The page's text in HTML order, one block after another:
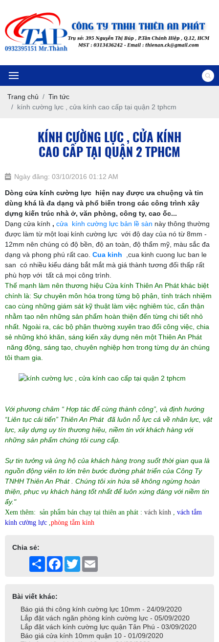
Trang chủ
Tin tức
kính cường lực , cửa kính cao cấp tại quận 2 tphcm
KÍNH CƯỜNG LỰC , CỬA KÍNH
CAO CẤP TẠI QUẬN 2 TPHCM
Ngày đăng: 03/10/2016 01:12 AM
Dòng cửa kính cường lực hiện nay được ưa chuộng và tin
dùng khá là đa dạng và phổ biến trong các công trình xây
dựng kiến trúc nhà ở, văn phòng, công ty, cao ốc...
Dạng cửa kính , cửa kính cường lực bản lề sàn này thông thường
được làm từ một loại kính cường lực với độ day của nó từ 8mm -
12mm nên chúng có độ bền, độ an toàn, độ thẩm mỹ, màu sắc đa
dạng và phong phú rất cao. Cua kinh
,cua kinh cuong luc ban le
san có nhiều kiểu dáng bắt mắt mà giá thành tương đối thấp rất
phù hợp với tất cả mọi công trình.
Thế mạnh làm nên thương hiệu Cửa kính Thiên An Phát khác biệt
chính là: Sự chuyên môn hóa trong từng bộ phận, tính trách nhiệm
cao cùng những giám sát kỹ thuật làm việc nghiêm túc, cẩn thận
nhằm tạo nên những sản phẩm hoàn thiện đến từng chi tiết nhỏ
nhất. Ngoài ra, các bộ phận thường xuyên trao đổi công việc, chia
sẻ những khó khăn, sáng kiến xây dựng nên một Thiên An Phát
năng động, sáng tạo, chuyên nghiệp hơn trong từng dự án chúng
tôi tham gia.
Với phương châm “ Hợp tác để cùng thành công”, và định hướng
“Liên tục cải tiến” Thiên An Phát đã luôn nỗ lực cả về nhân lực, vật
lực, xây dựng uy tín thương hiệu, niềm tin với khách hàng với
những sản phẩm chúng tôi cung cấp.
Sự tin tưởng và ủng hộ của khách hàng trong suốt thời gian qua là
nguồn động viên to lớn trên bước đường phát triển của Công Ty
TNHH Thiên An Phát . Chúng tôi xin hứa sẽ không ngừng hoàn
thiện, phục vụ khách hàng tốt nhất để luôn xứng đáng với niềm tin
ấy."
Xem thêm: sản phẩm bán chạy tại thiên an phát : vách kính
vách tắm
kính cường lực phòng tắm kính
Chia sẻ:
Share Facebook
Twitter
Bài viết khác:
Báo giá thi công kính cường lực 10mm - 24/09/2020
Lắp đặt vách ngăn phòng kính cường lực - 05/09/2020
Lắp đặt vách kính cường lực quận Tân Phú - 03/09/2020
Báo giá cửa kính 10mm quận 10 - 01/09/2020